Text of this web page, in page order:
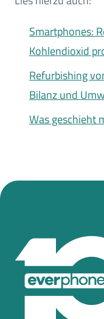
Smartphones:
Kohlendioxid
Refurbishing
Bilanz und
Was geschieht